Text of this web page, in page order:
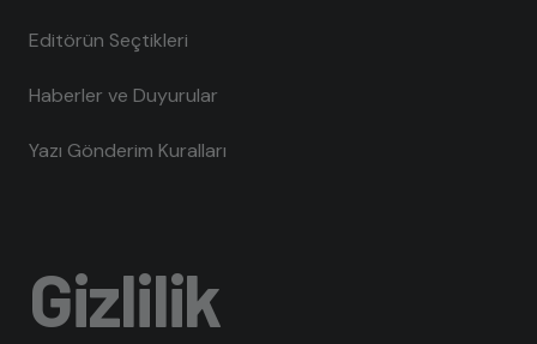
Editörün Seçtikleri
Haberler ve Duyurular
Yazı Gönderim Kuralları
Gizlilik